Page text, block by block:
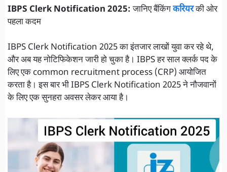
IBPS Clerk Notification 2025:जानिए बैंकिंगकरियरकी ओर
पहला कदम
IBPS Clerk Notification 2025 का इंतजार लाखों युवा कर रहे थे,
और अब यह नोटिफिकेशन जारी हो चुका है। IBPS हर साल क्लर्क पद के
लिए एक common recruitment process (CRP) आयोजित
करता है। इस बार भी IBPS Clerk Notification 2025 ने नौजवानों
के लिए एक सुनहरा अवसर लेकर आया है।